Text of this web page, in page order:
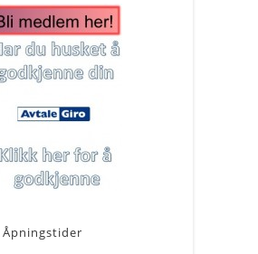
Åpningstider